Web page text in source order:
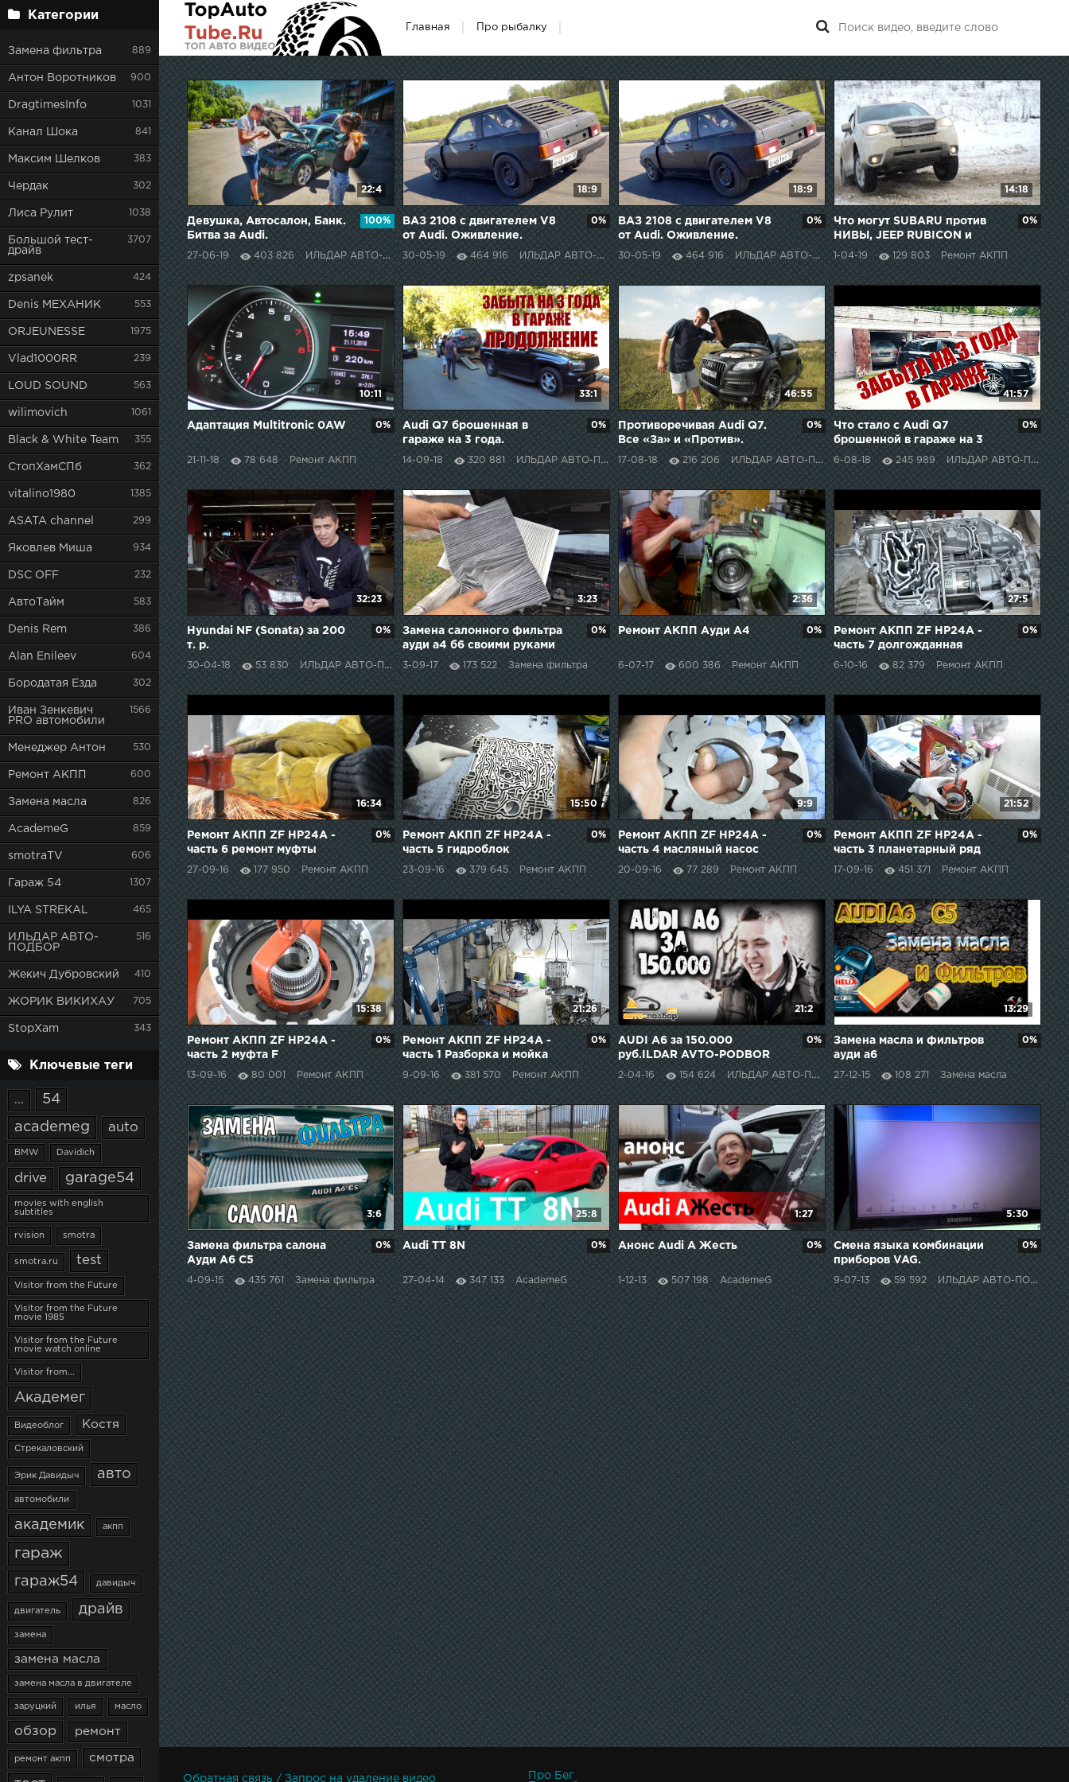
Категории
Замена фильтра 889
Антон Воротников 900
DragtimesInfo 1031
Канал Шока 841
Максим Шелков 383
Чердак 302
Лиса Рулит 1038
Большой тест-
драйв
3707
zpsanek 424
Denis МЕХАНИК 553
ORJEUNESSE 1975
Vlad1000RR 239
LOUD SOUND 563
wilimovich 1061
Black & White Team 355
СтопХамСПб 362
vitalino1980 1385
ASATA channel 299
Яковлев Миша 934
DSC OFF 232
АвтоТайм 583
Denis Rem 386
Alan Enileev 604
Бородатая Езда 302
Иван Зенкевич
PRO автомобили
1566
Менеджер Антон 530
Ремонт АКПП 600
Замена масла 826
AcademeG 859
smotraTV 606
Гараж 54 1307
ILYA STREKAL 465
ИЛЬДАР АВТО-
ПОДБОР
516
Жекич Дубровский 410
ЖОРИК ВИКИХАУ 705
StopXam 343
Ключевые теги
... 54
academeg auto
BMW Davidich
drive garage54
movies with english
subtitles
rvision smotra
smotra.ru test
Visitor from the Future
Visitor from the Future
movie 1985
Visitor from the Future
movie watch online
Visitor from...
Академег
Видеоблог Костя
Стрекаловский
Эрик Давидыч авто
автомобили
академик акпп
гараж
гараж54 давидыч
двигатель драйв
замена
замена масла
замена масла в двигателе
заруцкий илья масло
обзор ремонт
ремонт акпп смотра
Главная Про рыбалку
22:4
Девушка, Автосалон, Банк.
Битва за Audi.
27-06-19 403 826 ИЛЬДАР АВТО-ПОДБОР
100%
18:9
ВАЗ 2108 с двигателем V8
от Audi. Оживление.
30-05-19 464 916 ИЛЬДАР АВТО-ПОДБОР
0%
18:9
ВАЗ 2108 с двигателем V8
от Audi. Оживление.
30-05-19 464 916 ИЛЬДАР АВТО-ПОДБОР
0%
14:18
Что могут SUBARU против
НИВЫ, JEEP RUBICON и
LEXUS на скользком
подъеме
1-04-19 129 803 Ремонт АКПП
0%
10:11
Адаптация Multitronic 0AW
21-11-18 78 648 Ремонт АКПП
0%
33:1
Audi Q7 брошенная в
гараже на 3 года.
Продолжение.
14-09-18 320 881 ИЛЬДАР АВТО-ПОДБОР
0%
46:55
Противоречивая Audi Q7.
Все «За» и «Против».
17-08-18 216 206 ИЛЬДАР АВТО-ПОДБОР
0%
41:57
Что стало с Audi Q7
брошенной в гараже на 3
года/what`s become of Audi
Q7 abandoned for 3 years
6-08-18 245 989 ИЛЬДАР АВТО-ПОДБОР
0%
32:23
Hyundai NF (Sonata) за 200
т. р.
30-04-18 53 830 ИЛЬДАР АВТО-ПОДБОР
0%
3:23
Замена салонного фильтра
ауди а4 б6 своими руками
3-09-17 173 522 Замена фильтра
0%
2:36
Ремонт АКПП Ауди A4
6-07-17 600 386 Ремонт АКПП
0%
27:5
Ремонт АКПП ZF HP24A -
часть 7 долгожданная
сборка
6-10-16 82 379 Ремонт АКПП
0%
16:34
Ремонт АКПП ZF HP24A -
часть 6 ремонт муфты
27-09-16 177 950 Ремонт АКПП
0%
15:50
Ремонт АКПП ZF HP24A -
часть 5 гидроблок
23-09-16 379 645 Ремонт АКПП
0%
9:9
Ремонт АКПП ZF HP24A -
часть 4 масляный насос
20-09-16 77 289 Ремонт АКПП
0%
21:52
Ремонт АКПП ZF HP24A -
часть 3 планетарный ряд
17-09-16 451 371 Ремонт АКПП
0%
15:38
Ремонт АКПП ZF HP24A -
часть 2 муфта F
13-09-16 80 001 Ремонт АКПП
0%
21:26
Ремонт АКПП ZF HP24A -
часть 1 Разборка и мойка
9-09-16 381 570 Ремонт АКПП
0%
21:2
AUDI A6 за 150.000
руб.ILDAR AVTO-PODBOR
2-04-16 154 624 ИЛЬДАР АВТО-ПОДБОР
0%
13:29
Замена масла и фильтров
ауди а6
27-12-15 108 271 Замена масла
0%
3:6
Замена фильтра салона
Ауди А6 С5
4-09-15 435 761 Замена фильтра
0%
25:8
Audi TT 8N
27-04-14 347 133 AcademeG
0%
1:27
Анонс Audi A Жесть
1-12-13 507 198 AcademeG
0%
5:30
Смена языка комбинации
приборов VAG.
9-07-13 59 592 ИЛЬДАР АВТО-ПОДБОР
0%
Обратная связь / Запрос на удаление видео
Про Бег